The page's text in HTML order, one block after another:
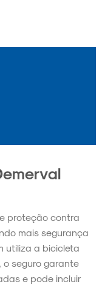
proteção contra
mais segurança
utiliza a bicicleta
o seguro garante
e pode incluir